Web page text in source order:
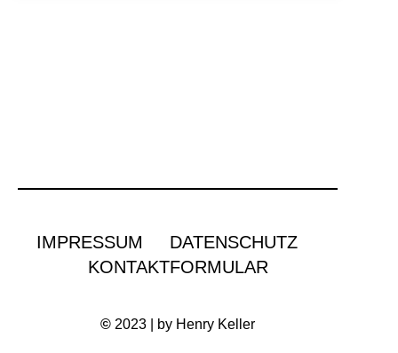
IMPRESSUM
DATENSCHUTZ
KONTAKTFORMULAR
© 2023 | by Henry Keller